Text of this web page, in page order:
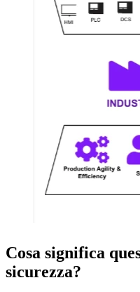
Cosa significa
sicurezza?